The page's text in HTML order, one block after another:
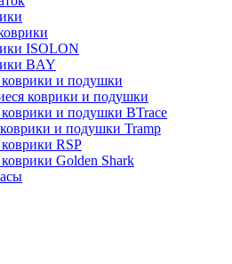
ISOLON
BAY
и подушки
коврики и подушки
и подушки BTrace
и подушки Tramp
RSP
Golden Shark